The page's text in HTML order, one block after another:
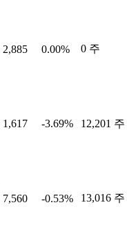
2,885 0.00% 0 주
1,617 -3.69% 12,201 주
7,560 -0.53% 13,016 주